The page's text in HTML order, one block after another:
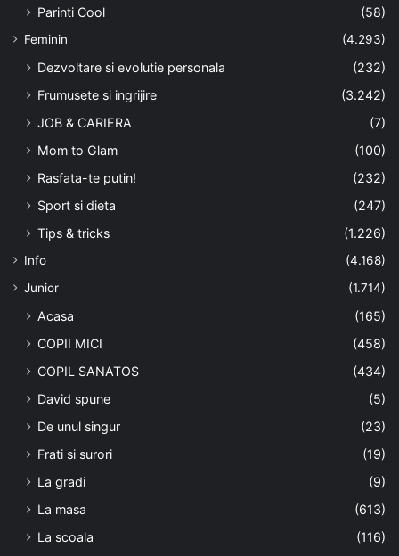
Parinti Cool
(58)
Feminin (4.293)
Dezvoltare si evolutie personala
(232)
Frumusete si ingrijire
(3.242)
JOB & CARIERA
(7)
Mom to Glam
(100)
Rasfata-te putin!
(232)
Sport si dieta
(247)
Tips & tricks
(1.226)
Info
(4.168)
Junior
(1.714)
Acasa
(165)
COPII MICI
(458)
COPIL SANATOS
(434)
David spune
(5)
De unul singur
(23)
Frati si surori
(19)
La gradi
(9)
La masa
(613)
La scoala
(116)